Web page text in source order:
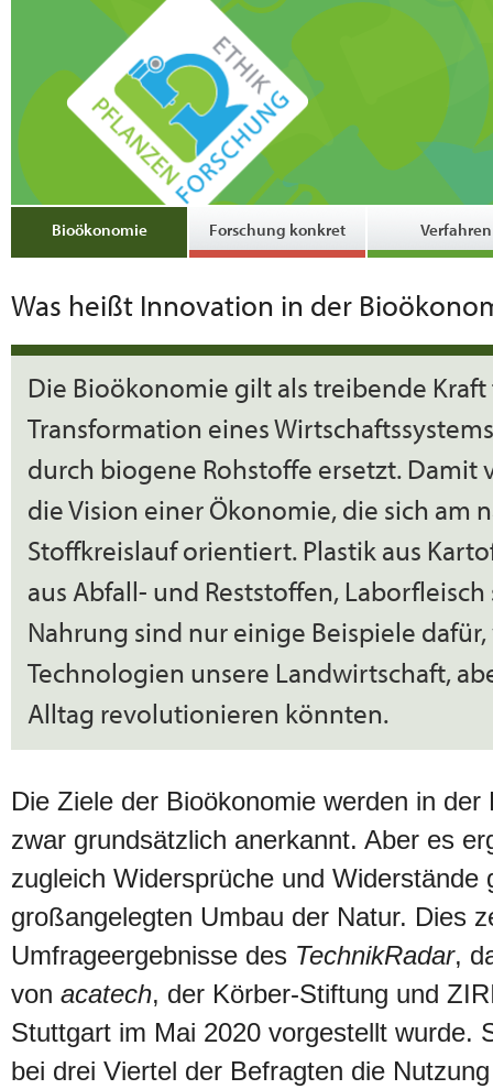
Bioökonomie Forschung konkret Verfahren
Was heißt Innovation in der
Die Bioökonomie gilt als treibende
Transformation eines
durch biogene Rohstoffe ersetzt. Damit
die Vision einer Ökonomie, die sich am
Stoffkreislauf orientiert. Plastik aus
aus Abfall- und Reststoffen,
Nahrung sind nur einige Beispiele
Technologien unsere Landwirtschaft,
Alltag revolutionieren könnten.
Die Ziele der Bioökonomie werden in der
zwar grundsätzlich anerkannt. Aber es
zugleich Widersprüche und Widerstände
großangelegten Umbau der Natur. Dies
Umfrageergebnisse des TechnikRadar,
von acatech, der Körber-Stiftung und
Stuttgart im Mai 2020 vorgestellt wurde.
bei drei Viertel der Befragten die Nutzung